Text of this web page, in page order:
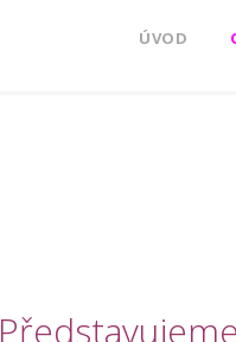
ÚVOD